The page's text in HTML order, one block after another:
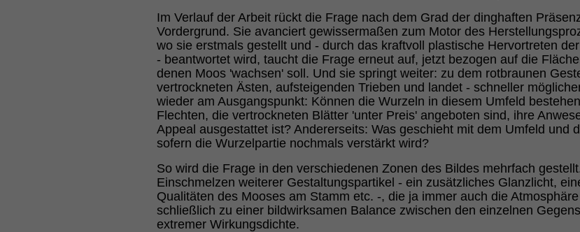
Im Verlauf der Arbeit rückt die Frage nach dem Grad der dinghaften
Vordergrund. Sie avanciert gewissermaßen zum Motor des
wo sie erstmals gestellt und - durch das kraftvoll plastische Hervortreten
- beantwortet wird, taucht die Frage erneut auf, jetzt bezogen auf die
denen Moos 'wachsen' soll. Und sie springt weiter: zu dem rotbraunen
vertrockneten Ästen, aufsteigenden Trieben und landet - schneller
wieder am Ausgangspunkt: Können die Wurzeln in diesem Umfeld
Flechten, die vertrockneten Blätter 'unter Preis' angeboten sind, ihre
Appeal ausgestattet ist? Andererseits: Was geschieht mit dem Umfeld und
sofern die Wurzelpartie nochmals verstärkt wird?
So wird die Frage in den verschiedenen Zonen des Bildes mehrfach
Einschmelzen weiterer Gestaltungspartikel - ein zusätzliches Glanzlicht,
Qualitäten des Mooses am Stamm etc. -, die ja immer auch die
schließlich zu einer bildwirksamen Balance zwischen den einzelnen
extremer Wirkungsdichte.